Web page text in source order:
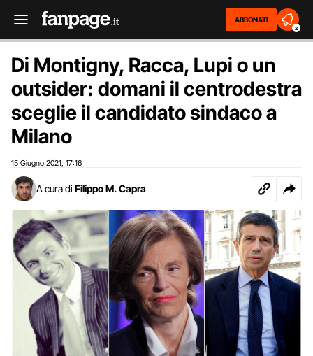
ABBONATI
2
Di Montigny, Racca, Lupi o un
outsider: domani il centrodestra
sceglie il candidato sindaco a
Milano
15 Giugno 2021 17:16
A cura di Filippo M. Capra